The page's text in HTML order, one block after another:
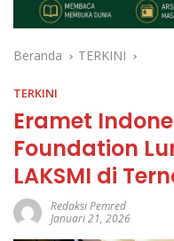
Beranda TERKINI
TERKINI
Eramet
Foundation
LAKSMI di
Redaksi Pemred
Januari 21, 2026